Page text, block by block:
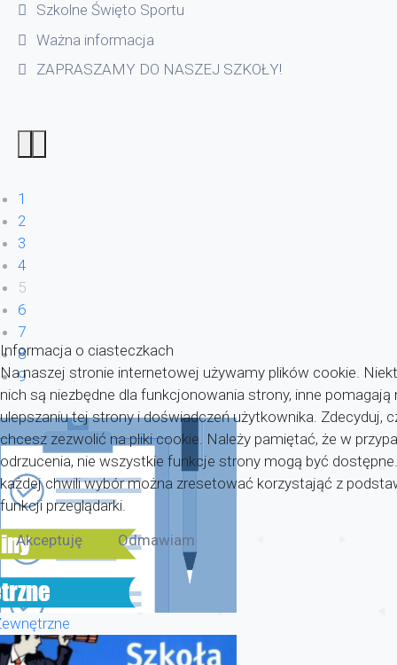
Szkolne Święto Sportu
Ważna informacja
ZAPRASZAMY DO NASZEJ SZKOŁY!
1
2
3
4
5
6
7
8
9
Informacja o ciasteczkach
Na naszej stronie internetowej używamy plików cookie.
nich są niezbędne dla funkcjonowania strony, inne pomagają
ulepszaniu tej strony i doświadczeń użytkownika. Zdecyduj,
chcesz zezwolić na pliki cookie. Należy pamiętać, że w
odrzucenia, nie wszystkie funkcje strony mogą być
każdej chwili wybór można zresetować korzystająć z
funkcji przeglądarki.
Akceptuję
Odmawiam